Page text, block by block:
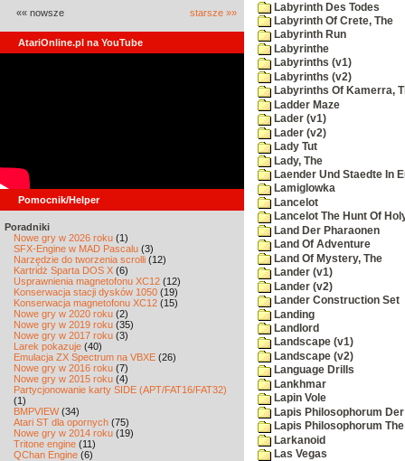
«« nowsze starsze »»
AtariOnline.pl na YouTube
Pomocnik/Helper
Poradniki
Nowe gry w 2026 roku (1)
SFX-Engine w MAD Pascalu (3)
Narzędzie do tworzenia scrolli (12)
Kartridż Sparta DOS X (6)
Usprawnienia magnetofonu XC12 (12)
Konserwacja stacji dysków 1050 (19)
Konserwacja magnetofonu XC12 (15)
Nowe gry w 2020 roku (2)
Nowe gry w 2019 roku (35)
Nowe gry w 2017 roku (3)
Larek pokazuje (40)
Emulacja ZX Spectrum na VBXE (26)
Nowe gry w 2016 roku (7)
Nowe gry w 2015 roku (4)
Partycjonowanie karty SIDE (APT/FAT16/FAT32)
(1)
BMPVIEW(34)
Atari ST dla opornych (75)
Nowe gry w 2014 roku (19)
Tritone engine (11)
QChan Engine (6)
Labyrinth Des Todes
Labyrinth Of Crete, The
Labyrinth Run
Labyrinthe
Labyrinths (v1)
Labyrinths (v2)
Labyrinths Of Kamerra,
Ladder Maze
Lader (v1)
Lader (v2)
Lady Tut
Lady, The
Laender Und Staedte In
Lamiglowka
Lancelot
Lancelot The Hunt Of
Land Der Pharaonen
Land Of Adventure
Land Of Mystery, The
Lander (v1)
Lander (v2)
Lander Construction Set
Landing
Landlord
Landscape (v1)
Landscape (v2)
Language Drills
Lankhmar
Lapin Vole
Lapis Philosophorum
Lapis Philosophorum
Larkanoid
Las Vegas